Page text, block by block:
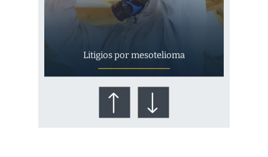
Litigios por mesotelioma